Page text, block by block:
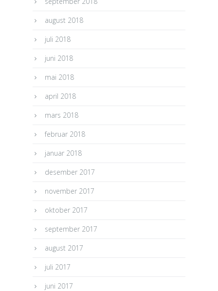
august 2018
juli 2018
juni 2018
mai 2018
april 2018
mars 2018
februar 2018
januar 2018
desember 2017
november 2017
oktober 2017
september 2017
august 2017
juli 2017
juni 2017